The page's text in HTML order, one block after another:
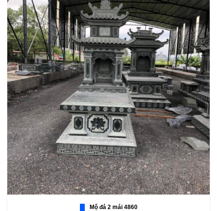
Mộ đá 2 mái 4860